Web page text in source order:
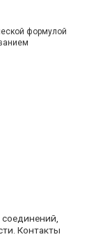
формулой
Контакты